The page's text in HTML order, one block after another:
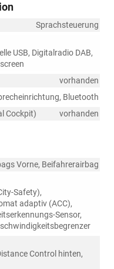
Sprachsteuerung
USB, Digitalradio DAB,
vorhanden
Bluetooth
Cockpit)
vorhanden
Vorne, Beifahrerairbag
Safety),
adaptiv (ACC),
Sensor,
Control hinten,